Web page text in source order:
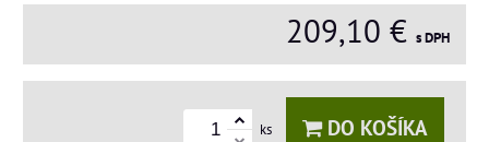
209,10 € s DPH
ks DO KOŠÍKA